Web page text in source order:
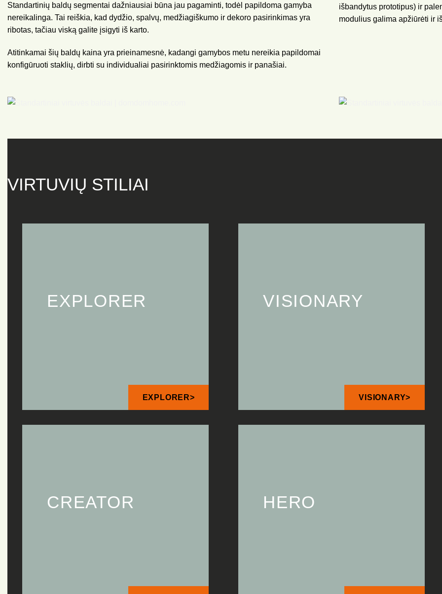
Standartinių baldų segmentai dažniausiai būna jau pagaminti, todėl papildoma gamyba
nereikalinga. Tai reiškia, kad dydžio, spalvų, medžiagiškumo ir dekoro pasirinkimas yra
ribotas, tačiau viską galite įsigyti iš karto.
Atitinkamai šių baldų kaina yra prieinamesnė, kadangi gamybos metu nereikia papildomai
konfigūruoti staklių, dirbti su individualiai pasirinktomis medžiagomis ir panašiai.
išbandytus prototipus) ir
modulius galima apžiūrėti ir
VIRTUVIŲ STILIAI
EXPLORER
EXPLORER>
VISIONARY
VISIONARY>
CREATOR HERO